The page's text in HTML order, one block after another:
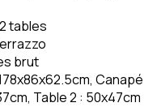
tables
brut
Canapé
Table 2 : 50x47cm